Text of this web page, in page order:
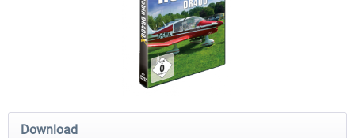
Airbus Bundle iFly Jets - The 737NG for
Download